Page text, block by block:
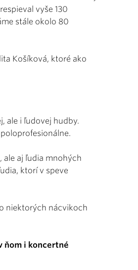
vyše 130
stále okolo 80
Košíková, ktoré ako
ale i ľudovej hudby.
ale aj ľudia mnohých
ktorí v speve
niektorých nácvikoch
ňom i koncertné